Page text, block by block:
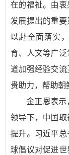
在的福祉。由
发展提出的重
以赴全面落实
育、人文等广
道加强经验交
贵助力，帮助朝
金正恩表示
领导下，中国
提升。习近平
球倡议对促进